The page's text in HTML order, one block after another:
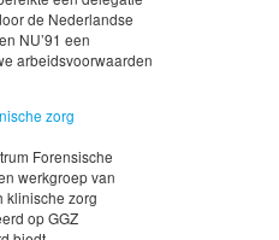
de Nederlandse
NU’91 een
arbeidsvoorwaarden
zorg
Forensische
werkgroep van
klinische zorg
op GGZ